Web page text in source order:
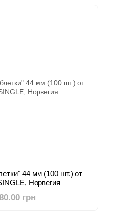
44 мм (100 шт.) от
Норвегия
грн